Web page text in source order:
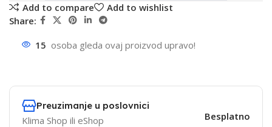
Add to compare
Add to wishlist
Share:
15 osoba gleda ovaj proizvod upravo!
Preuzimanje u poslovnici
Klima Shop ili eShop Besplatno